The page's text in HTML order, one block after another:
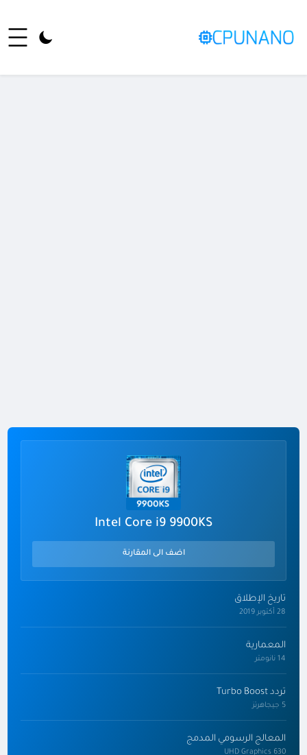
Intel Core i9 9900KS
اضف الى المقارنة
تاريخ الإطلاق
28 أكتوبر 2019
المعمارية
14 نانومتر
تردد Turbo Boost
5 جيجاهرتز
المعالج الرسومي المدمج
UHD Graphics 630